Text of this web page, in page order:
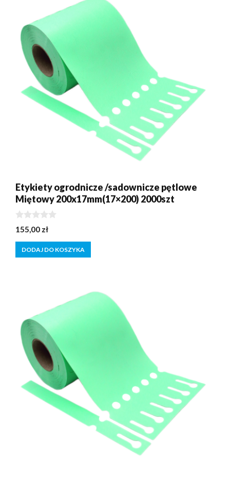
Etykiety ogrodnicze /sadownicze pętlowe
Miętowy 200x17mm(17×200) 2000szt
0
z
5
155,00 zł
DODAJ DO KOSZYKA